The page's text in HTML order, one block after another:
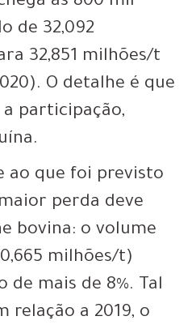
de 32,092
32,851 milhões/t
O detalhe é que
participação,
ao que foi previsto
perda deve
bovina: o volume
milhões/t)
de mais de 8%. Tal
relação a 2019, o